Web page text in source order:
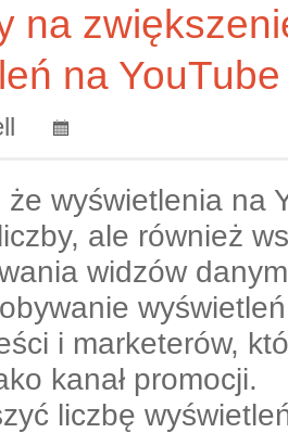
na
na YouTube
że wyświetlenia na
ale również
widzów
i marketerów,
kanał promocji.
liczbę